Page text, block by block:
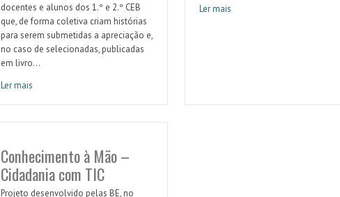
docentes e alunos dos 1.º e 2.º CEB
que, de forma coletiva criam histórias
para serem submetidas a apreciação e,
no caso de selecionadas, publicadas
em livro...
Ler mais
Histórias d' Ajudaris
Ler mais
A maior flor da nossa escola: flor de
Conhecimento à Mão –
Cidadania com TIC
Projeto desenvolvido pelas BE, no